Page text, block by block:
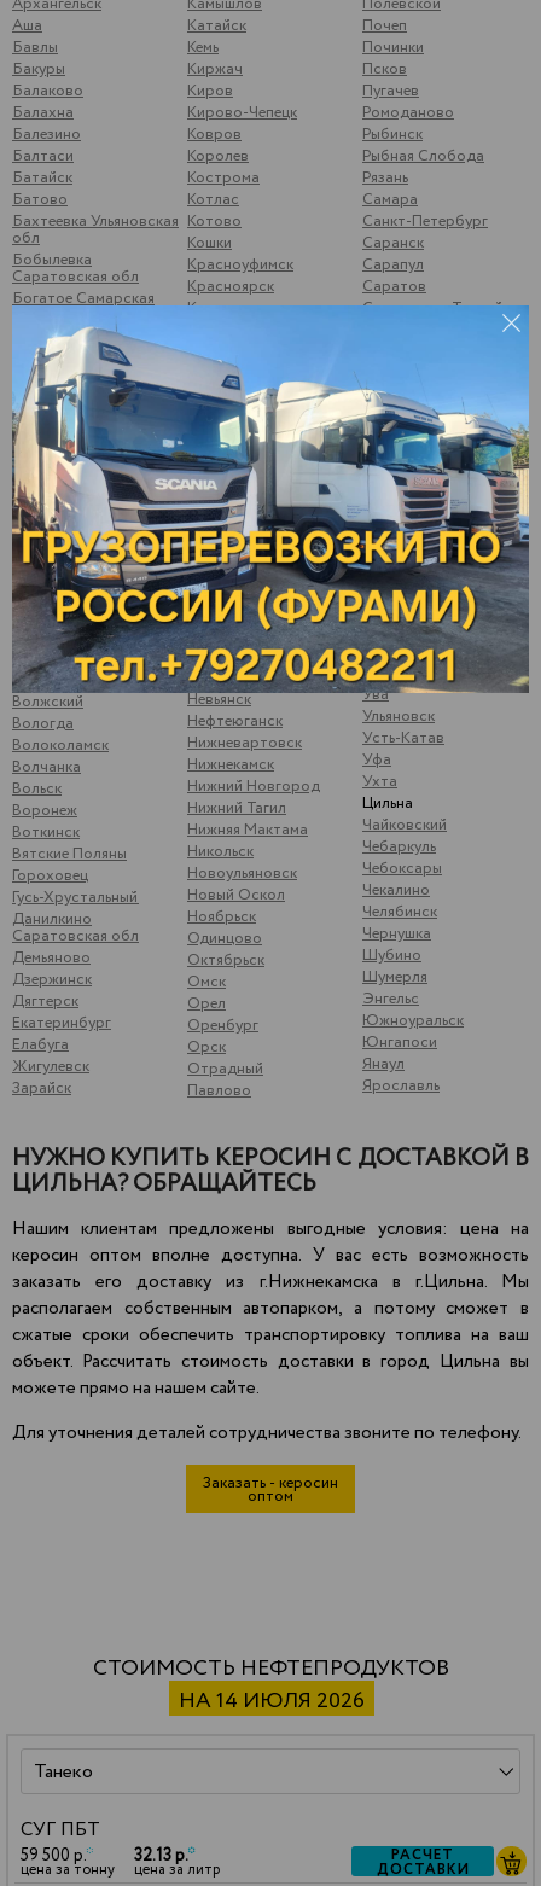
Аша
Бавлы
Бакуры
Балаково
Балахна
Балезино
Балтаси
Батайск
Батово
Бахтеевка Ульяновская
обл
Бобылевка
Саратовская обл
Богатое Самарская
Боковой Майдан
Болгары
Большой Солтан
Бор, Нижегородская
обл
Брыковка
Брянск
Бугульма
Бузулук
Буинск
Варна
Верхние Татышлы
Верхняя Мактама
Верхошижемье
Владимир
Волгоград
Волжск
Волжский
Вологда
Волоколамск
Волчанка
Вольск
Воронеж
Воткинск
Вятские Поляны
Гороховец
Гусь-Хрустальный
Данилкино
Саратовская обл
Демьяново
Дзержинск
Дягтерск
Екатеринбург
Елабуга
Жигулевск
Зарайск
Катайск
Кемь
Киржач
Киров
Кирово-Чепецк
Ковров
Королев
Кострома
Котлас
Котово
Кошки
Красноуфимск
Красноярск
Кстово
Курск
Кушумский Ершов
Ликино-Дулёво
Липецк
Лыткарино
Люберцы
Магнитогорск
Малая Вишера
Малая Пурга
Менделеевск
Можайск
Можга
Москва
Мулянка
Муром
Набережные Челны
Невьянск
Нефтеюганск
Нижневартовск
Нижнекамск
Нижний Новгород
Нижний Тагил
Нижняя Мактама
Никольск
Новоульяновск
Новый Оскол
Ноябрьск
Одинцово
Октябрьск
Омск
Орел
Оренбург
Орск
Отрадный
Павлово
Почеп
Починки
Псков
Пугачев
Ромоданово
Рыбинск
Рыбная Слобода
Рязань
Самара
Санкт-Петербург
Саранск
Сарапул
Саратов
Свердлово, Тоцкий р-
Смоленск
Соликамск
Старый Оскол
Стрижи
Суздаль
Сургут
Сызрань
Сыктывкар
Тамбов
Тверь
Темрюк
Тимашево
Тольятти
Ува
Ульяновск
Усть-Катав
Уфа
Ухта
Цильна
Чайковский
Чебаркуль
Чебоксары
Чекалино
Челябинск
Чернушка
Шубино
Шумерля
Энгельс
Южноуральск
Юнгапоси
Янаул
Ярославль
НУЖНО КУПИТЬ КЕРОСИН С ДОСТАВКОЙ В
ЦИЛЬНА? ОБРАЩАЙТЕСЬ
Нашим клиентам предложены выгодные условия: цена на
керосин оптом вполне доступна. У вас есть возможность
заказать его доставку из г.Нижнекамска в г.Цильна. Мы
располагаем собственным автопарком, а потому сможет в
сжатые сроки обеспечить транспортировку топлива на ваш
объект. Рассчитать стоимость доставки в город Цильна вы
можете прямо на нашем сайте.
Для уточнения деталей сотрудничества звоните по телефону.
Заказать - керосин
оптом
СТОИМОСТЬ НЕФТЕПРОДУКТОВ
НА 14 ИЮЛЯ 2026
СУГ ПБТ
59 500 р.*
цена за тонну
32.13 р.*
цена за литр
РАСЧЕТ
ДОСТАВКИ